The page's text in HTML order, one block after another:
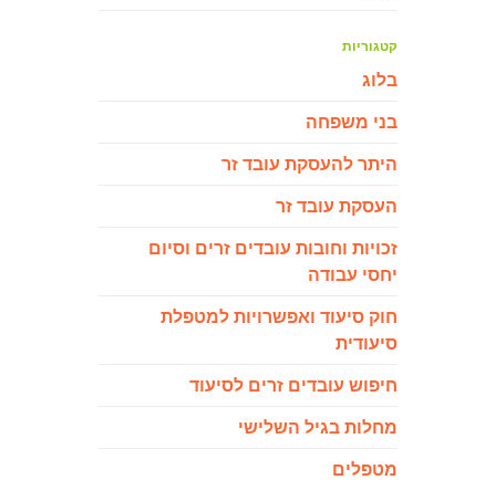
קטגוריות
בלוג
בני משפחה
היתר להעסקת עובד זר
העסקת עובד זר
זכויות וחובות עובדים זרים וסיום
יחסי עבודה
חוק סיעוד ואפשרויות למטפלת
סיעודית
חיפוש עובדים זרים לסיעוד
מחלות בגיל השלישי
מטפלים